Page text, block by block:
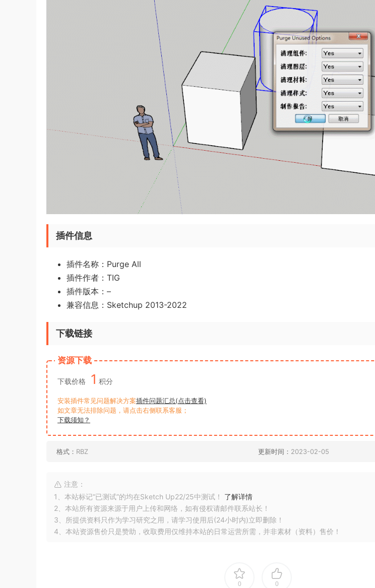
插件信息
插件名称：Purge All
插件作者： TIG
插件版本：–
兼容信息：Sketchup 2013-2022
下载链接
资源下载
下载价格 1 积分
安装插件常见问题解决方案插件问题汇总(点击查看)
如文章无法排除问题，请点击右侧联系客服；
下载须知？
格式： RBZ 更新时间： 2023-02-05
注意：
1、本站标记“已测试”的均在Sketch Up22/25中测试！ 了解详情
2、本站所有资源来源于用户上传和网络，如有侵权请邮件联系站长！
3、所提供资料只作为学习研究之用，请学习使用后(24小时内)立即删除！
4、本站资源售价只是赞助，收取费用仅维持本站的日常运营所需，并非素材（资料）售价！
0 0